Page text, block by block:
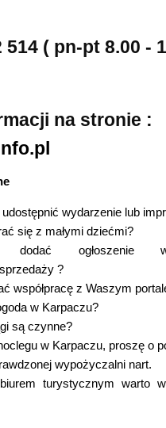
514 ( pn-pt 8.00 -
na stronie :
wydarzenie lub
się z małymi dziećmi?
dodać ogłoszenie
?
współpracę z Waszym
w Karpaczu?
są czynne?
w Karpaczu, proszę o
wypożyczalni nart.
turystycznym warto